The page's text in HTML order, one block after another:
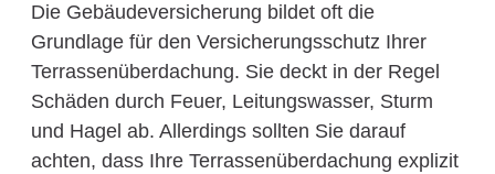
Die Gebäudeversicherung bildet oft die
Grundlage für den Versicherungsschutz Ihrer
Terrassenüberdachung. Sie deckt in der Regel
Schäden durch Feuer, Leitungswasser, Sturm
und Hagel ab. Allerdings sollten Sie darauf
achten, dass Ihre Terrassenüberdachung explizit